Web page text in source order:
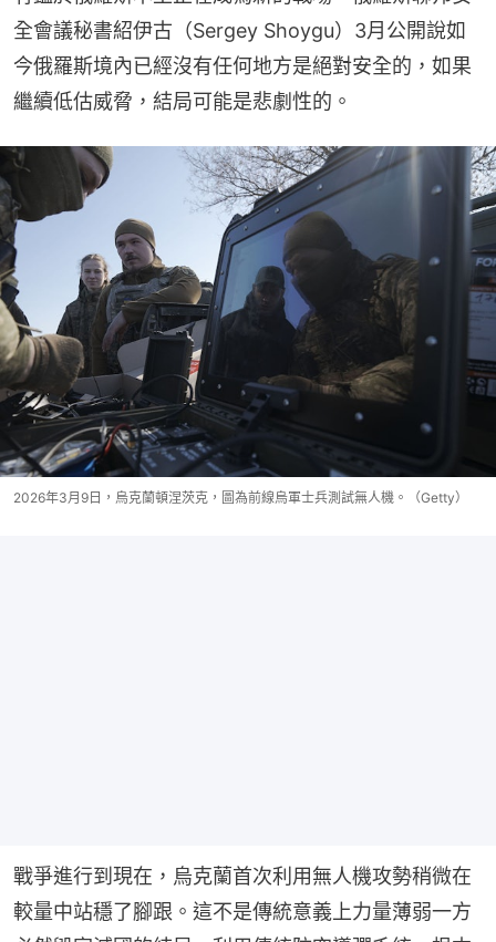
全會議秘書紹伊古（Sergey Shoygu）3月公開說如
今俄羅斯境內已經沒有任何地方是絕對安全的，如果
繼續低估威脅，結局可能是悲劇性的。
2026年3月9日，烏克蘭頓涅茨克，圖為前線烏軍士兵測試無人機。（Getty）
戰爭進行到現在，烏克蘭首次利用無人機攻勢稍微在
較量中站穩了腳跟。這不是傳統意義上力量薄弱一方